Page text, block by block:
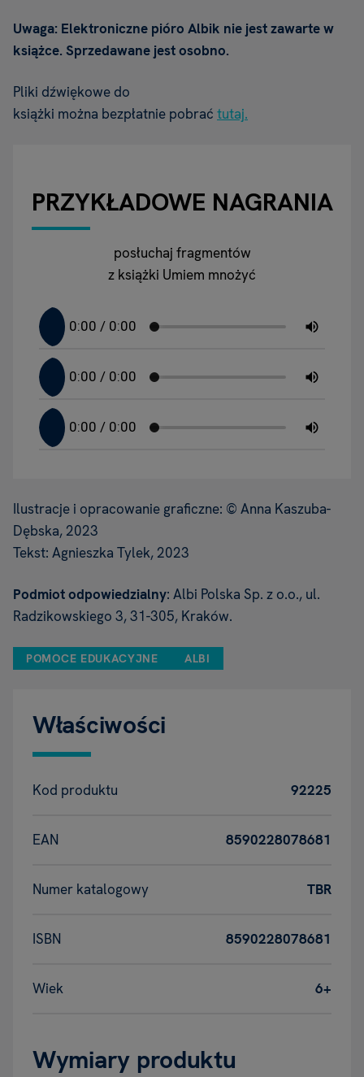
Uwaga: Elektroniczne pióro Albik nie jest zawarte w
książce. Sprzedawane jest osobno.
Pliki dźwiękowe do
książki można bezpłatnie pobrać tutaj.
PRZYKŁADOWE NAGRANIA
posłuchaj fragmentów
z książki Umiem mnożyć
Ilustracje i opracowanie graficzne: © Anna Kaszuba-
Dębska, 2023
Tekst: Agnieszka Tylek, 2023
Podmiot odpowiedzialny: Albi Polska Sp. z o.o., ul.
Radzikowskiego 3, 31-305, Kraków.
POMOCE EDUKACYJNE ALBI
Właściwości
Kod produktu 92225
EAN 8590228078681
Numer katalogowy TBR
ISBN 8590228078681
Wiek 6+
Wymiary produktu